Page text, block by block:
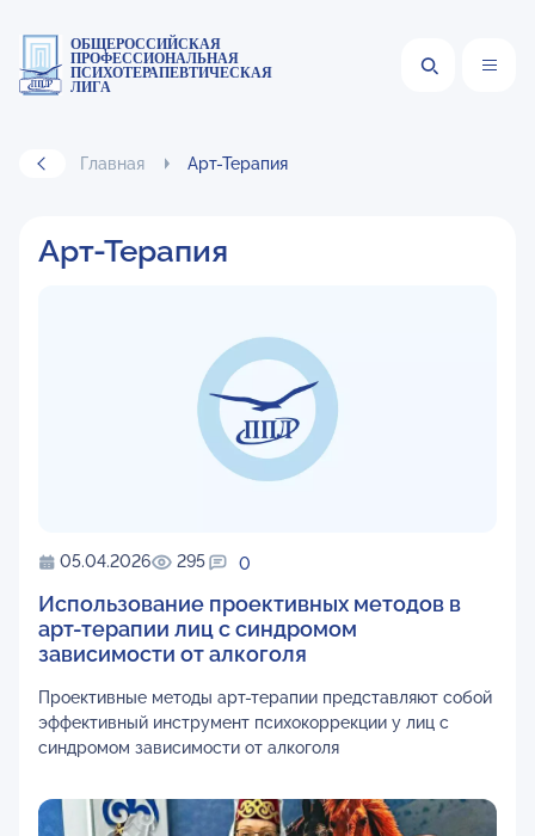
ОБЩЕРОССИЙСКАЯ
ПРОФЕССИОНАЛЬНАЯ
ПСИХОТЕРАПЕВТИЧЕСКАЯ
ЛИГА
Главная Арт-Терапия
Арт-Терапия
05.04.2026 295 0
Использование проективных методов в
арт-терапии лиц с синдромом
зависимости от алкоголя
Проективные методы арт-терапии представляют собой
эффективный инструмент психокоррекции у лиц с
синдромом зависимости от алкоголя